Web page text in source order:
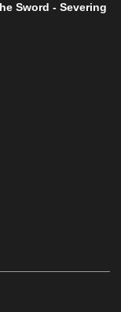
Sword - Severing